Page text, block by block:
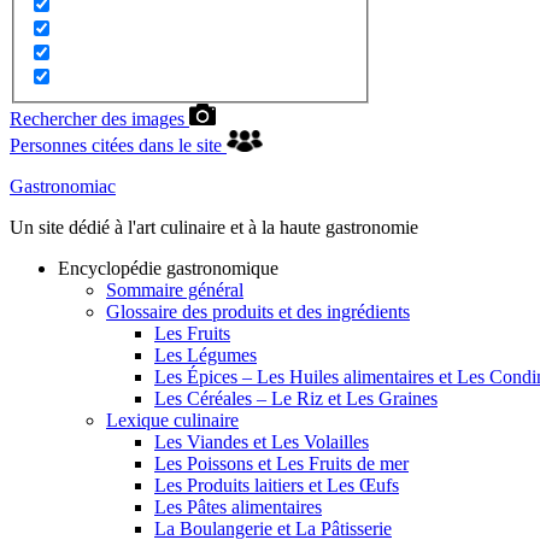
Rechercher des images
Personnes citées dans le site
Gastronomiac
Un site dédié à l'art culinaire et à la haute gastronomie
Encyclopédie gastronomique
Sommaire général
Glossaire des produits et des ingrédients
Les Fruits
Les Légumes
Les Épices – Les Huiles alimentaires et Les
Les Céréales – Le Riz et Les Graines
Lexique culinaire
Les Viandes et Les Volailles
Les Poissons et Les Fruits de mer
Les Produits laitiers et Les Œufs
Les Pâtes alimentaires
La Boulangerie et La Pâtisserie